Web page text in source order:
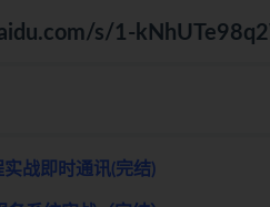
s/1-
战即时通讯(完结)